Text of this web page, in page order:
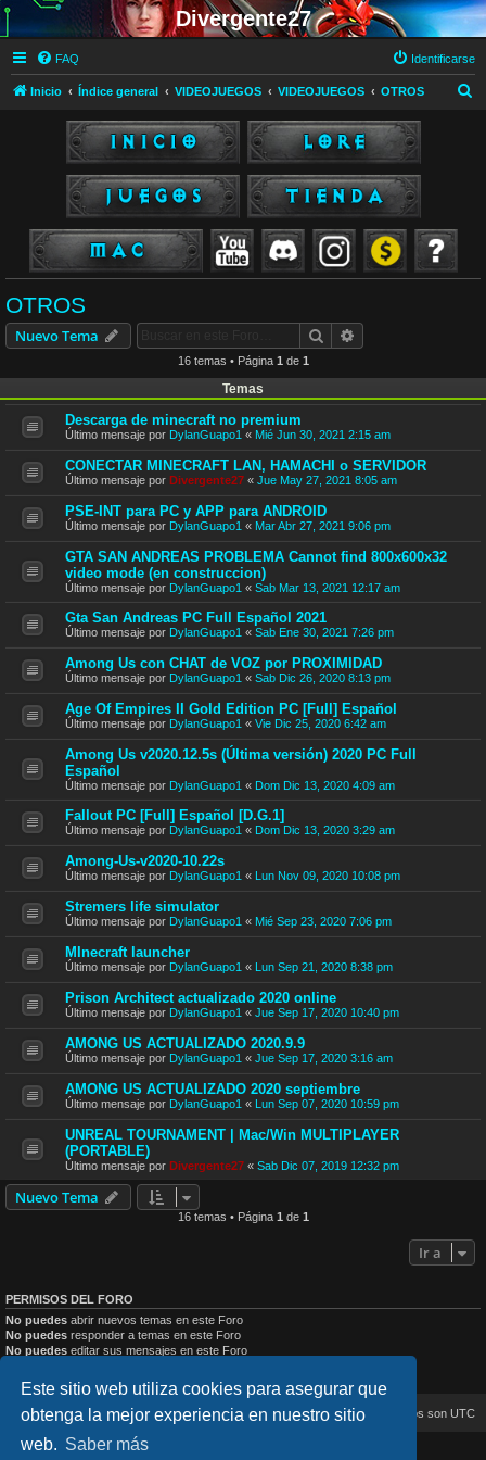
Este sitio web utiliza cookies para asegurar que
obtenga la mejor experiencia en nuestro sitio
web. Saber más
Divergente27
FAQ Identificarse
Inicio Índice general VIDEOJUEGOS VIDEOJUEGOS OTROS
OTROS
Nuevo Tema Buscar
16 temas • Página 1 de 1
Temas
Descarga de minecraft no premium
Último mensaje por DylanGuapo1 « Mié Jun 30, 2021 2:15 am
CONECTAR MINECRAFT LAN, HAMACHI o SERVIDOR
Último mensaje por Divergente27 « Jue May 27, 2021 8:05 am
PSE-INT para PC y APP para ANDROID
Último mensaje por DylanGuapo1 « Mar Abr 27, 2021 9:06 pm
GTA SAN ANDREAS PROBLEMA Cannot find 800x600x32
video mode (en construccion)
Último mensaje por DylanGuapo1 « Sab Mar 13, 2021 12:17 am
Gta San Andreas PC Full Español 2021
Último mensaje por DylanGuapo1 « Sab Ene 30, 2021 7:26 pm
Among Us con CHAT de VOZ por PROXIMIDAD
Último mensaje por DylanGuapo1 « Sab Dic 26, 2020 8:13 pm
Age Of Empires II Gold Edition PC [Full] Español
Último mensaje por DylanGuapo1 « Vie Dic 25, 2020 6:42 am
Among Us v2020.12.5s (Última versión) 2020 PC Full
Español
Último mensaje por DylanGuapo1 « Dom Dic 13, 2020 4:09 am
Fallout PC [Full] Español [D.G.1]
Último mensaje por DylanGuapo1 « Dom Dic 13, 2020 3:29 am
Among-Us-v2020-10.22s
Último mensaje por DylanGuapo1 « Lun Nov 09, 2020 10:08 pm
Stremers life simulator
Último mensaje por DylanGuapo1 « Mié Sep 23, 2020 7:06 pm
MInecraft launcher
Último mensaje por DylanGuapo1 « Lun Sep 21, 2020 8:38 pm
Prison Architect actualizado 2020 online
Último mensaje por DylanGuapo1 « Jue Sep 17, 2020 10:40 pm
AMONG US ACTUALIZADO 2020.9.9
Último mensaje por DylanGuapo1 « Jue Sep 17, 2020 3:16 am
AMONG US ACTUALIZADO 2020 septiembre
Último mensaje por DylanGuapo1 « Lun Sep 07, 2020 10:59 pm
UNREAL TOURNAMENT | Mac/Win MULTIPLAYER
(PORTABLE)
Último mensaje por Divergente27 « Sab Dic 07, 2019 12:32 pm
Nuevo Tema
16 temas • Página 1 de 1
Ir a
PERMISOS DEL FORO
No puedes abrir nuevos temas en este Foro
No puedes responder a temas en este Foro
No puedes editar sus mensajes en este Foro
No puedes
enviar adjuntos en este Foro
Inicio Índice general Todos los horarios son UTC